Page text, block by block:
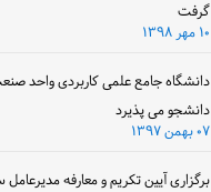
گرفت
۱۰ مهر ۱۳۹۸
دانشگاه جامع علمی کاربردی واحد
دانشجو می پذیرد
۰۷ بهمن ۱۳۹۷
برگزاری آیین تکریم و معارفه